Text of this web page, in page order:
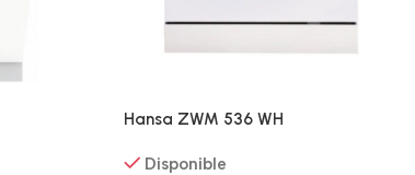
Hansa ZWM 536 WH
Disponible